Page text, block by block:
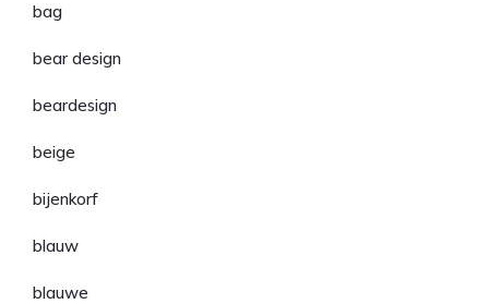
bag
bear design
beardesign
beige
bijenkorf
blauw
blauwe